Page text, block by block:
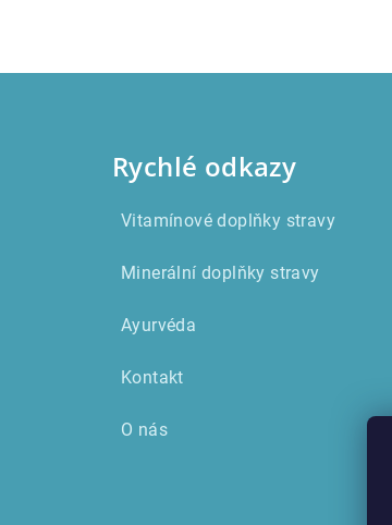
Rychlé odkazy
Vitamínové doplňky stravy
Minerální doplňky stravy
Ayurvéda
Kontakt
O nás